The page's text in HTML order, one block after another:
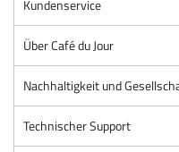
Kundenservice
Über Café du Jour
Nachhaltigkeit und
Technischer Support